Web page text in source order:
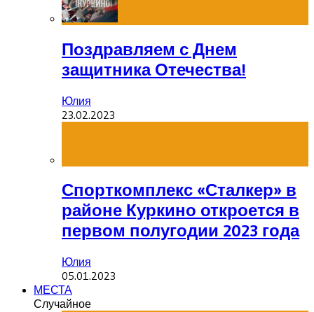
Поздравляем с Днем
защитника Отечества!
Юлия
23.02.2023
Спорткомплекс «Сталкер» в
районе Куркино откроется в
первом полугодии 2023 года
Юлия
05.01.2023
МЕСТА
Случайное